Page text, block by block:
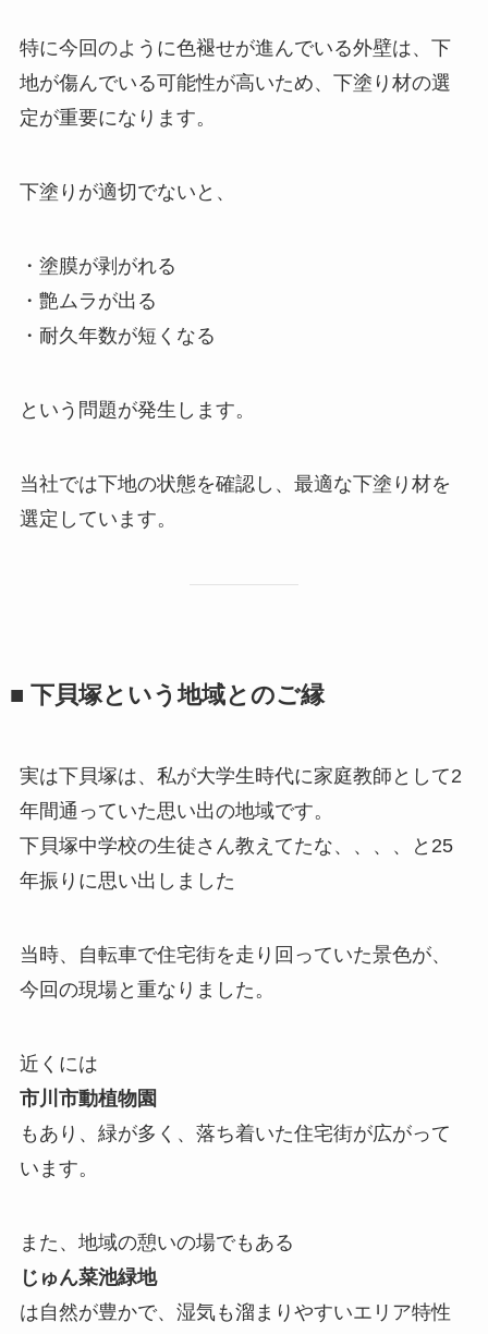
特に今回のように色褪せが進んでいる外壁は、下
地が傷んでいる可能性が高いため、下塗り材の選
定が重要になります。
下塗りが適切でないと、
・塗膜が剥がれる
・艶ムラが出る
・耐久年数が短くなる
という問題が発生します。
当社では下地の状態を確認し、最適な下塗り材を
選定しています。
■ 下貝塚という地域とのご縁
実は下貝塚は、私が大学生時代に家庭教師として2
年間通っていた思い出の地域です。
下貝塚中学校の生徒さん教えてたな、、、、と25
年振りに思い出しました
当時、自転車で住宅街を走り回っていた景色が、
今回の現場と重なりました。
近くには
市川市動植物園
もあり、緑が多く、落ち着いた住宅街が広がって
います。
また、地域の憩いの場でもある
じゅん菜池緑地
は自然が豊かで、湿気も溜まりやすいエリア特性